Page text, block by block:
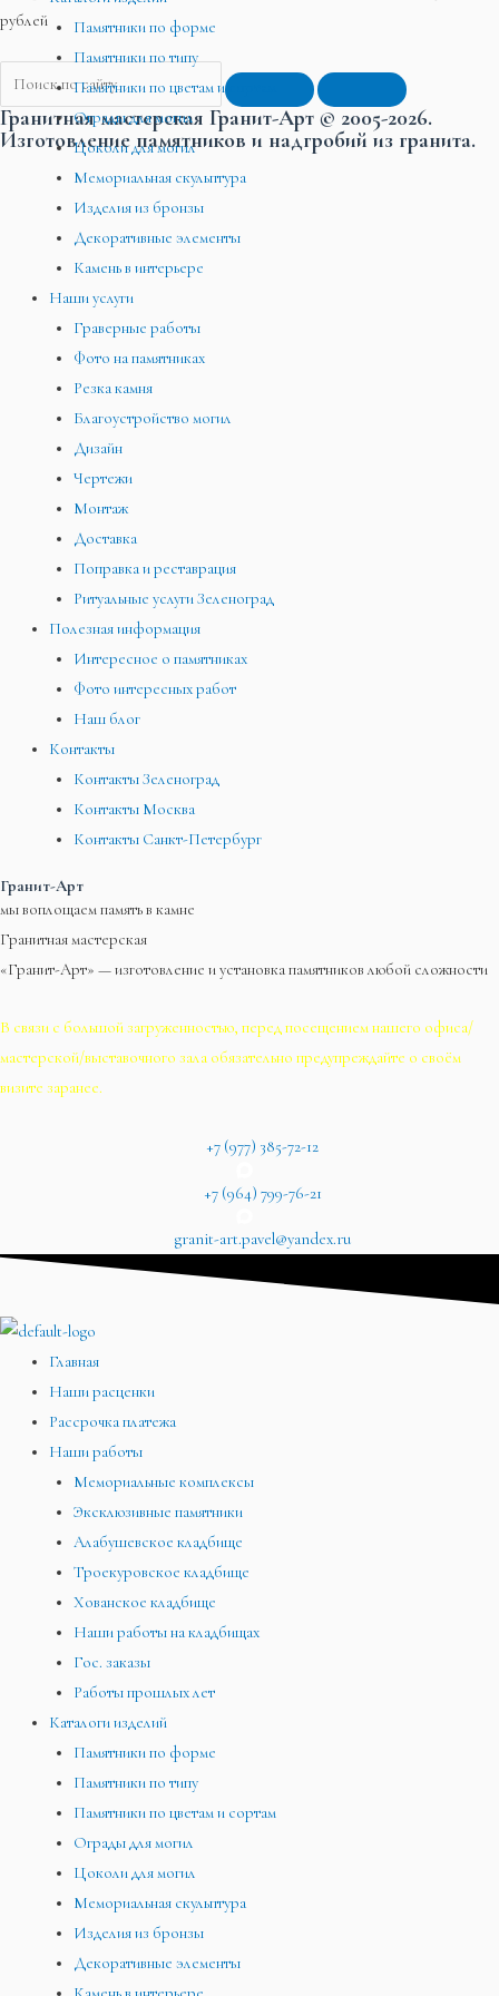
Памятники по форме
Памятники по типу
Памятники по цветам и сортам
Ограды для могил
Цоколи для могил
Мемориальная скульптура
Изделия из бронзы
Декоративные элементы
Камень в интерьере
Наши услуги
Граверные работы
Фото на памятниках
Резка камня
Благоустройство могил
Дизайн
Чертежи
Монтаж
Доставка
Поправка и реставрация
Ритуальные услуги Зеленоград
Полезная информация
Интересное о памятниках
Фото интересных работ
Наш блог
Контакты
Контакты Зеленоград
Контакты Москва
Контакты Санкт-Петербург
Гранит-Арт
мы воплощаем память в камне
Гранитная мастерская
«Гранит-Арт» — изготовление и установка памятников любой сложности
В связи с большой загруженностью, перед посещением нашего офиса/
мастерской/выставочного зала обязательно предупреждайте о своём
визите заранее.
+7 (977) 385-72-12
+7 (964) 799-76-21
granit-art.pavel@yandex.ru
Главная
Наши расценки
Рассрочка платежа
Наши работы
Мемориальные комплексы
Эксклюзивные памятники
Алабушевское кладбище
Троекуровское кладбище
Хованское кладбище
Наши работы на кладбищах
Гос. заказы
Работы прошлых лет
Каталоги изделий
Памятники по форме
Памятники по типу
Памятники по цветам и сортам
Ограды для могил
Цоколи для могил
Мемориальная скульптура
Изделия из бронзы
Декоративные элементы
рублей
Гранитная мастерская Гранит-Арт © 2005-2026.
Изготовление памятников и надгробий из гранита.